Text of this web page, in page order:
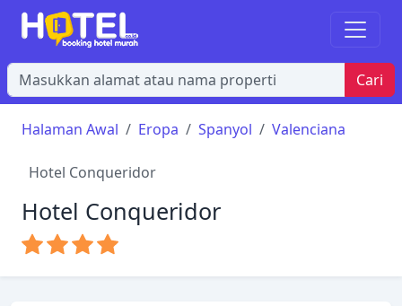
Cari
Halaman Awal Eropa Spanyol Valenciana
Hotel Conqueridor
Hotel Conqueridor